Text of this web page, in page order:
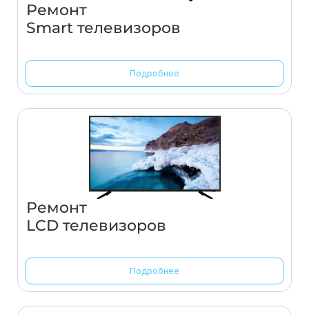
Ремонт
Smart телевизоров
Подробнее
Ремонт
LCD телевизоров
Подробнее